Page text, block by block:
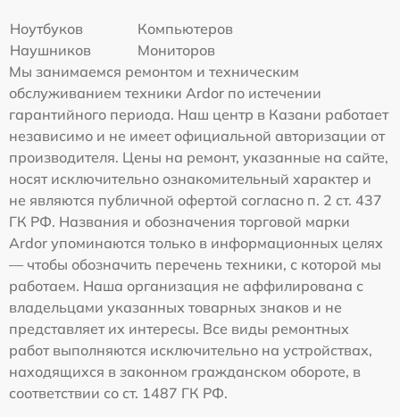
Ноутбуков
Компьютеров
Наушников
Мониторов
Мы занимаемся ремонтом и техническим
обслуживанием техники Ardor по истечении
гарантийного периода. Наш центр в Казани работает
независимо и не имеет официальной авторизации от
производителя. Цены на ремонт, указанные на сайте,
носят исключительно ознакомительный характер и
не являются публичной офертой согласно п. 2 ст. 437
ГК РФ. Названия и обозначения торговой марки
Ardor упоминаются только в информационных целях
— чтобы обозначить перечень техники, с которой мы
работаем. Наша организация не аффилирована с
владельцами указанных товарных знаков и не
представляет их интересы. Все виды ремонтных
работ выполняются исключительно на устройствах,
находящихся в законном гражданском обороте, в
соответствии со ст. 1487 ГК РФ.